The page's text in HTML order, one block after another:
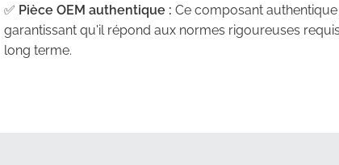
✅ Pièce OEM authentique : Ce composant
garantissant qu'il répond aux normes rigoureuses
long terme.